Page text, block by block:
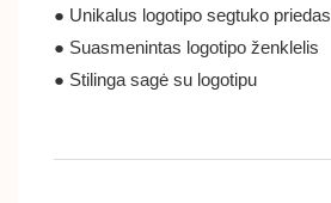
● Unikalus logotipo segtuko priedas
● Suasmenintas logotipo ženklelis
● Stilinga sagė su logotipu